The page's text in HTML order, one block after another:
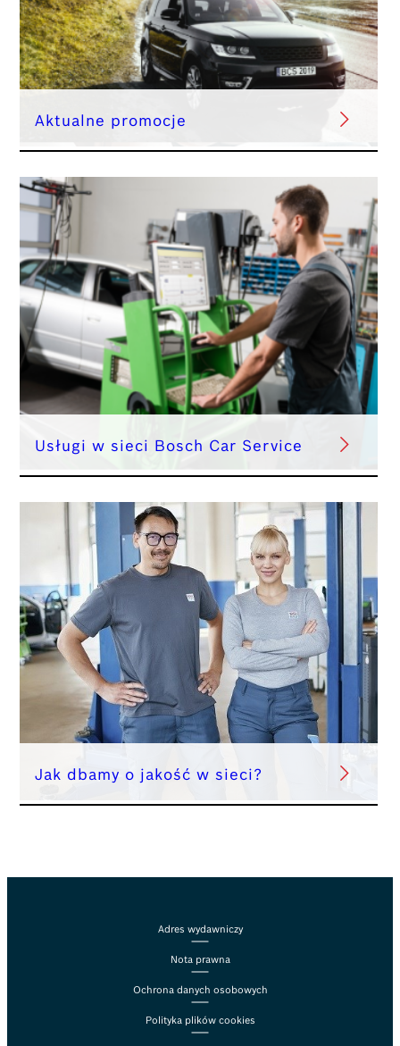
Aktualne promocje
Usługi w sieci Bosch Car Service
Jak dbamy o jakość w sieci?
Adres wydawniczy
Nota prawna
Ochrona danych osobowych
Polityka plików cookies